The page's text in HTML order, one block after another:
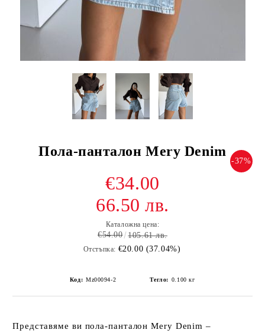
Пола-панталон Mery Denim
-37%
€34.00
66.50 лв.
Каталожна цена:
€54.00 105.61 лв.
Отстъпка: €20.00 (37.04%)
Код: Mz00094-2 Тегло: 0.100 кг
Представяме ви пола-панталон Mery Denim –